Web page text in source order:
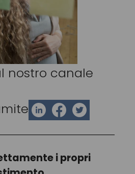
nostro canale
i propri